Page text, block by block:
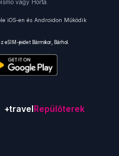
vagy Horta.
iOS-en és Androidon Működik
eSIM-jeidet Bármikor, Bárhol.
+travelRepülőterek